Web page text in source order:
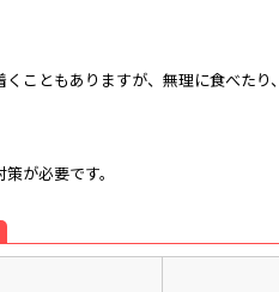
こともありますが、無理に食べた
が必要です。